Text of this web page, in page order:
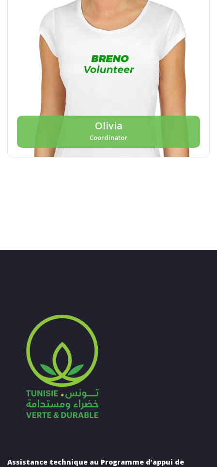
Olivia
Coordinator
Assistance technique au Programme d’appui de